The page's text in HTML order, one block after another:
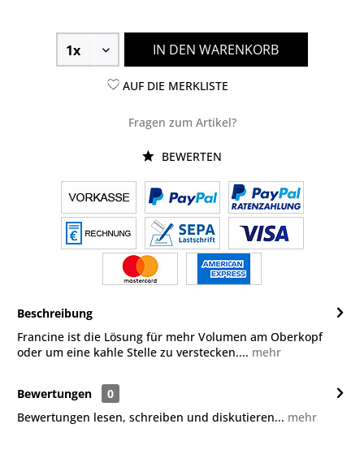
IN DEN WARENKORB
AUF DIE MERKLISTE
Fragen zum Artikel?
BEWERTEN
Beschreibung
Francine ist die Lösung für mehr Volumen am Oberkopf
oder um eine kahle Stelle zu verstecken.... mehr
Bewertungen
0
Bewertungen lesen, schreiben und diskutieren... mehr